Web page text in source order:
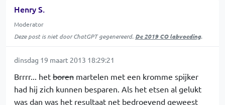
Henry S.
Moderator
Deze post is niet door ChatGPT gegenereerd. De 2019 CO labvoeding.
dinsdag 19 maart 2013 18:29:21
Brrrr... het boren martelen met een kromme spijker
had hij zich kunnen besparen. Als het etsen al gelukt
was dan was het resultaat net bedroevend geweest